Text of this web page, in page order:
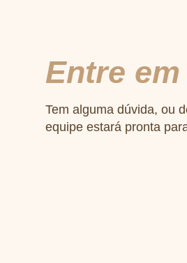
Entre
Tem alguma dúvida, ou
equipe estará pronta